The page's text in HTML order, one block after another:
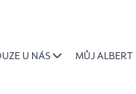
U NÁS MŮJ ALBERT